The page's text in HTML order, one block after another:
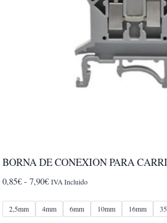
BORNA DE CONEXION PARA
0,85€ - 7,90€Rango
precios:
IVA Incluido
2,5mm 4mm 6mm 10mm 16mm